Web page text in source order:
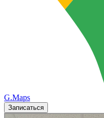
G.Maps
Записаться